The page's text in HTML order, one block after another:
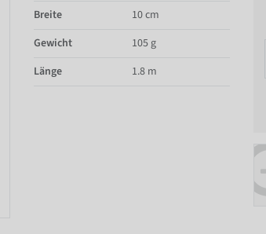
Breite
10 cm
Gewicht
105 g
Länge
1.8 m